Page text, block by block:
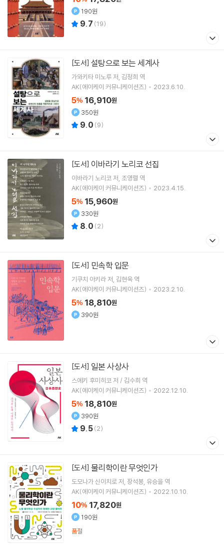
190원
9.7 (19)
[도서] 설탕으로 보는 세계사
가와키타 미노루저 김정희 역
AK(에이케이 커뮤니케이션즈)
2023.6.10.
5% 16,910원
350원
9.0 (9)
[도서] 이바라기 노리코 선집
이바라기 노리코 저 조영렬 역
AK(에이케이 커뮤니케이션즈)
2023.4.15.
5% 15,960원
330원
8.0 (2)
[도서] 민속학 입문
기쿠치 아키라저 김현욱 역
AK(에이케이 커뮤니케이션즈)
2023.2.10.
5% 18,810원
390원
[도서] 일본 사상사
스에키 후미히코 저 / 김수희 역
AK(에이케이 커뮤니케이션즈)
2022.12.10.
5% 18,810원
390원
9.5(2)
[도서] 물리학이란 무엇인가
도모나가 신이치로 저 장석봉 유승을 역
AK(에이케이 커뮤니케이션즈)
2022.10.10.
10% 17,820원
190원
품절